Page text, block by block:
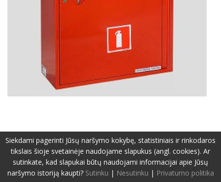
©2019-2026 Visos teisės apsaugotos. Privatumo politika
Svetainę sukūrė:
www.pepa.lt
Siekdami pagerinti Jūsų naršymo kokybę, statistiniais ir rinkodaros
tikslais šioje svetainėje naudojame slapukus (angl. cookies). Ar
sutinkate, kad slapukai būtų naudojami informacijai apie Jūsų
naršymo istoriją kaupti? Sutinku | Nesutinku | Privatumo politika